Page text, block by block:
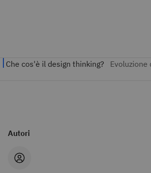
Autori